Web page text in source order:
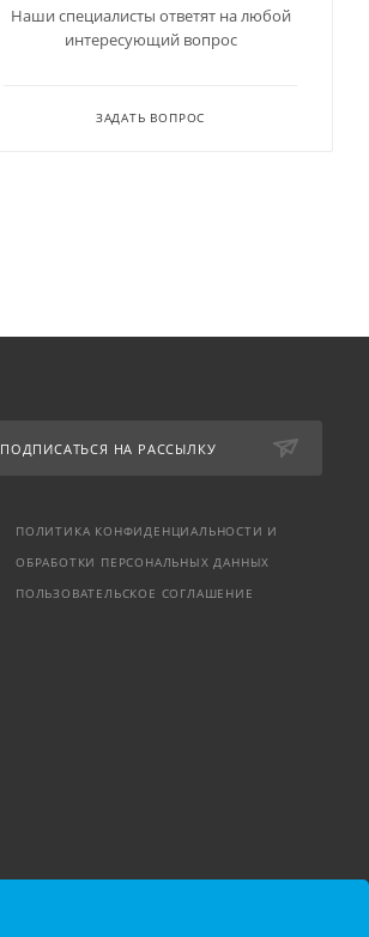
Наши специалисты ответят на любой
интересующий вопрос
ЗАДАТЬ ВОПРОС
ПОДПИСАТЬСЯ НА РАССЫЛКУ
ПОЛИТИКА КОНФИДЕНЦИАЛЬНОСТИ И
ОБРАБОТКИ ПЕРСОНАЛЬНЫХ ДАННЫХ
ПОЛЬЗОВАТЕЛЬСКОЕ СОГЛАШЕНИЕ